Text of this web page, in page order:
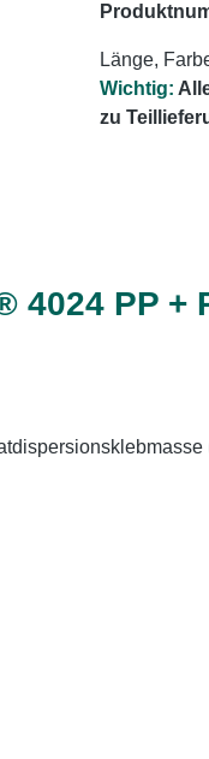
Länge,
Wichtig:
zu
PP +